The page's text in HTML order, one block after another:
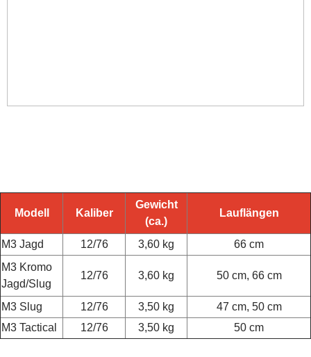
Modell Kaliber
Gewicht
(ca.)
Lauflängen
M3 Jagd 12/76 3,60 kg
66 cm
M3 Kromo
Jagd/Slug
12/76 3,60 kg 50 cm, 66 cm
M3 Slug 12/76 3,50 kg
47 cm, 50 cm
M3 Tactical
12/76 3,50 kg 50 cm